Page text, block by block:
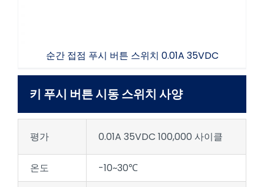
순간 접점 푸시 버튼 스위치 0.01A 35VDC
키 푸시 버튼 시동 스위치 사양
평가 0.01A 35VDC 100,000 사이클
온도
-10~30℃